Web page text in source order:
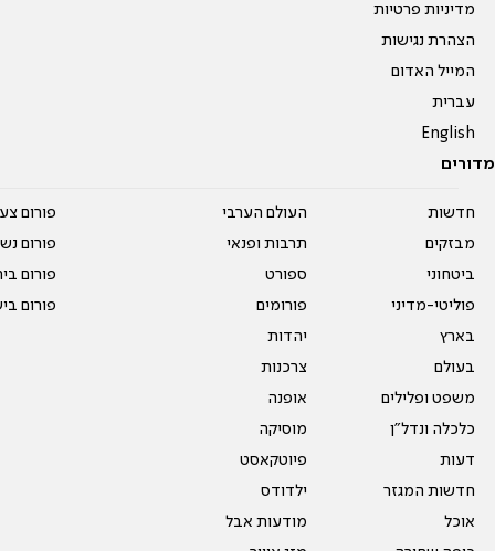
מדיניות פרטיות
הצהרת נגישות
המייל האדום
עברית
English
מדורים
חדשות
מבזקים
ביטחוני
פוליטי-מדיני
בארץ
בעולם
משפט ופלילים
כלכלה ונדל"ן
דעות
חדשות המגזר
אוכל
העולם הערבי
תרבות ופנאי
ספורט
פורומים
יהדות
צרכנות
אופנה
מוסיקה
פיוטקאסט
ילדודס
מודעות אבל
פורום
פורום
פורום
פורום